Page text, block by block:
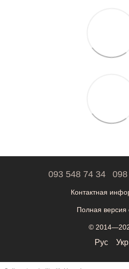
093 548 74 34
Контактная
Полная версия
©
Рус Укр